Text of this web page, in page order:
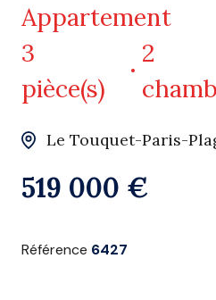
Appartement
3
pièce(s)
2
Le Touquet-Paris-
519 000 €
Référence 6427